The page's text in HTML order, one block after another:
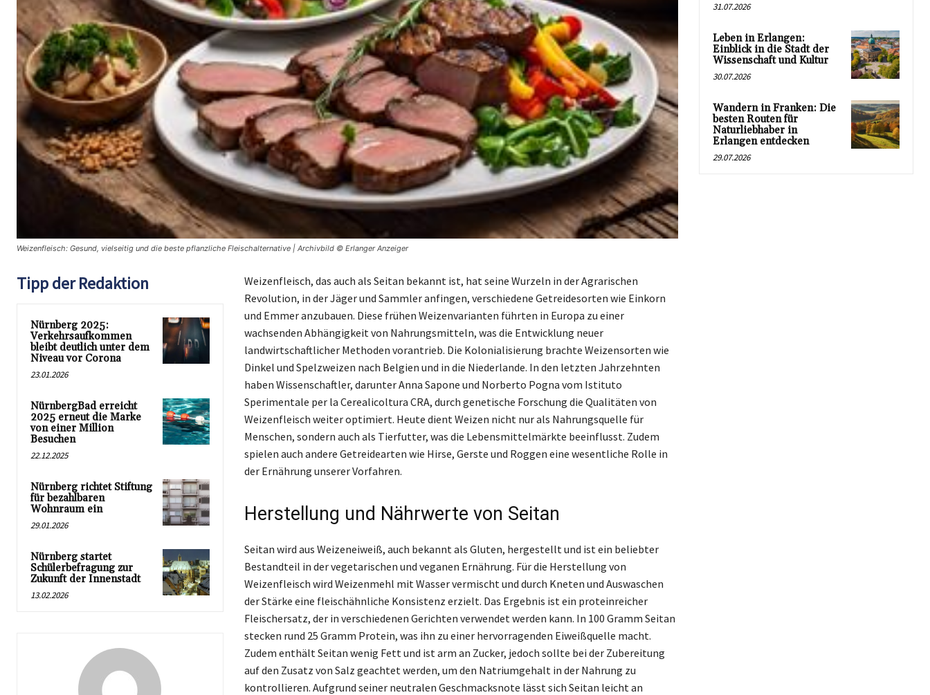
Weizenfleisch: Gesund, vielseitig und die beste pflanzliche Fleischalternative | Archivbild © Erlanger Anzeiger
Tipp der Redaktion
Nürnberg 2025:
Verkehrsaufkommen
bleibt deutlich unter dem
Niveau vor Corona
23.01.2026
NürnbergBad erreicht
2025 erneut die Marke
von einer Million
Besuchen
22.12.2025
Nürnberg richtet Stiftung
für bezahlbaren
Wohnraum ein
29.01.2026
Nürnberg startet
Schülerbefragung zur
Zukunft der Innenstadt
13.02.2026
Weizenfleisch, das auch als Seitan bekannt ist, hat seine Wurzeln in der Agrarischen
Revolution, in der Jäger und Sammler anfingen, verschiedene Getreidesorten wie Einkorn
und Emmer anzubauen. Diese frühen Weizenvarianten führten in Europa zu einer
wachsenden Abhängigkeit von Nahrungsmitteln, was die Entwicklung neuer
landwirtschaftlicher Methoden vorantrieb. Die Kolonialisierung brachte Weizensorten wie
Dinkel und Spelzweizen nach Belgien und in die Niederlande. In den letzten Jahrzehnten
haben Wissenschaftler, darunter Anna Sapone und Norberto Pogna vom Istituto
Sperimentale per la Cerealicoltura CRA, durch genetische Forschung die Qualitäten von
Weizenfleisch weiter optimiert. Heute dient Weizen nicht nur als Nahrungsquelle für
Menschen, sondern auch als Tierfutter, was die Lebensmittelmärkte beeinflusst. Zudem
spielen auch andere Getreidearten wie Hirse, Gerste und Roggen eine wesentliche Rolle in
der Ernährung unserer Vorfahren.
Herstellung und Nährwerte von Seitan
Seitan wird aus Weizeneiweiß, auch bekannt als Gluten, hergestellt und ist ein beliebter
Bestandteil in der vegetarischen und veganen Ernährung. Für die Herstellung von
Weizenfleisch wird Weizenmehl mit Wasser vermischt und durch Kneten und Auswaschen
der Stärke eine fleischähnliche Konsistenz erzielt. Das Ergebnis ist ein proteinreicher
Fleischersatz, der in verschiedenen Gerichten verwendet werden kann. In 100 Gramm Seitan
stecken rund 25 Gramm Protein, was ihn zu einer hervorragenden Eiweißquelle macht.
Zudem enthält Seitan wenig Fett und ist arm an Zucker, jedoch sollte bei der Zubereitung
auf den Zusatz von Salz geachtet werden, um den Natriumgehalt in der Nahrung zu
kontrollieren. Aufgrund seiner neutralen Geschmacksnote lässt sich Seitan leicht an
31.07.2026
Leben in Erlangen:
Einblick in die Stadt der
Wissenschaft und Kultur
30.07.2026
Wandern in Franken: Die
besten Routen für
Naturliebhaber in
Erlangen entdecken
29.07.2026